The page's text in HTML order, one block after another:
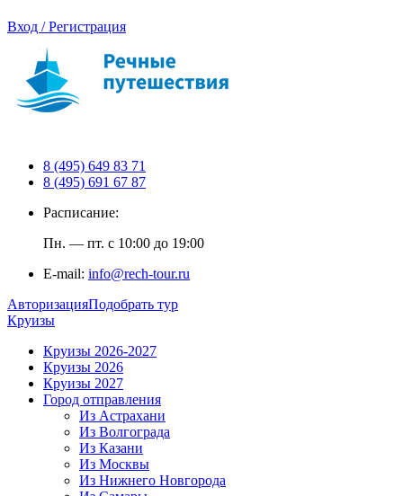
Вход / Регистрация
8 (495) 649 83 71
8 (495) 691 67 87
Расписание:
Пн. — пт. с 10:00 до 19:00
E-mail: info@rech-tour.ru
АвторизацияПодобрать тур
Круизы
Круизы 2026-2027
Круизы 2026
Круизы 2027
Город отправления
Из Астрахани
Из Волгограда
Из Казани
Из Москвы
Из Нижнего Новгорода